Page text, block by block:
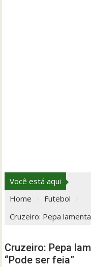
Você está aqui
Home
Futebol
Cruzeiro: Pepa
Cruzeiro: Pepa
“Pode ser feia”